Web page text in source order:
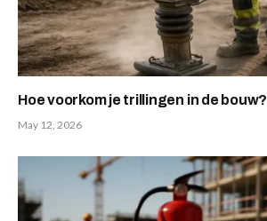
Hoe voorkom je trillingen in de bouw?
May 12, 2026